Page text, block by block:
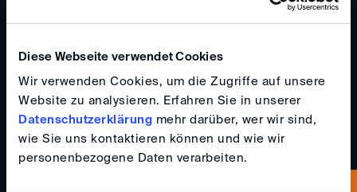
Diese Webseite verwendet Cookies
Wir verwenden Cookies, um die Zugriffe auf unsere
Website zu analysieren. Erfahren Sie in unserer
Datenschutzerklärung mehr darüber, wer wir sind,
wie Sie uns kontaktieren können und wie wir
personenbezogene Daten verarbeiten.
016097902116